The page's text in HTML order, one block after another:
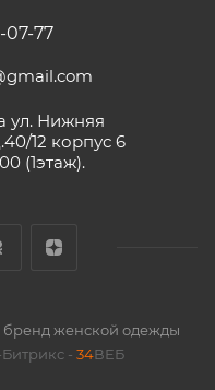
07-77
ул. Нижняя
12 корпус 6
(1этаж).
женской одежды
- 34ВЕБ